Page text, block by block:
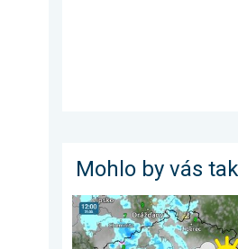
Mohlo by vás
Sobota s přeháňkami,